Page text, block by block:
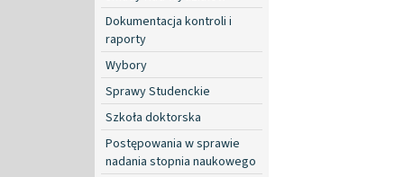
Dokumentacja kontroli i
raporty
Wybory
Sprawy Studenckie
Szkoła doktorska
Postępowania w sprawie
nadania stopnia naukowego